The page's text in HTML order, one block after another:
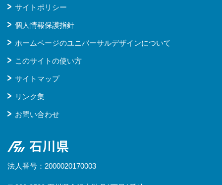
サイトポリシー
個人情報保護指針
ホームページのユニバーサルデザインについて
このサイトの使い方
サイトマップ
リンク集
お問い合わせ
石川県
法人番号：2000020170003